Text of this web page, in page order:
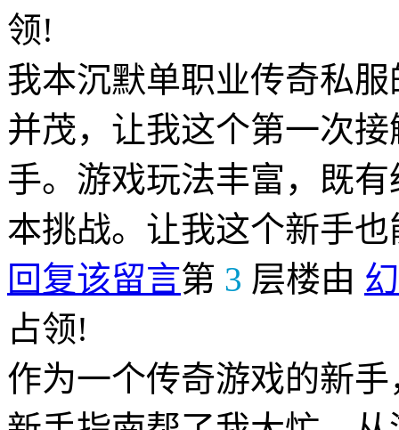
领!
我本沉默单职业传奇私
并茂，让我这个第一次
手。游戏玩法丰富，既
本挑战。让我这个新手
回复该留言第 3 层楼由
占领!
作为一个传奇游戏的新